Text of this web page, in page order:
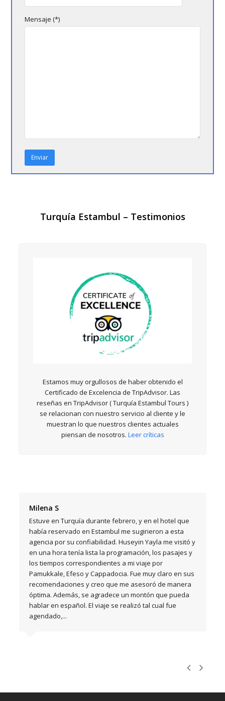
Mensaje (*)
Turquía Estambul – Testimonios
Estamos muy orgullosos de haber obtenido el
Certificado de Excelencia de TripAdvisor. Las
reseñas en TripAdvisor ( Turquía Estambul Tours )
se relacionan con nuestro servicio al cliente y le
muestran lo que nuestros clientes actuales
piensan de nosotros. Leer críticas
Milena S
Estuve en Turquía durante febrero, y en el hotel que
había reservado en Estambul me sugirieron a esta
agencia por su confiabilidad. Huseyin Yayla me visitó y
en una hora tenía lista la programación, los pasajes y
los tiempos correspondientes a mi viaje por
Pamukkale, Efeso y Cappadocia. Fue muy claro en sus
recomendaciones y creo que me asesoró de manera
óptima. Además, se agradece un montón que pueda
hablar en español. El viaje se realizó tal cual fue
agendado,...